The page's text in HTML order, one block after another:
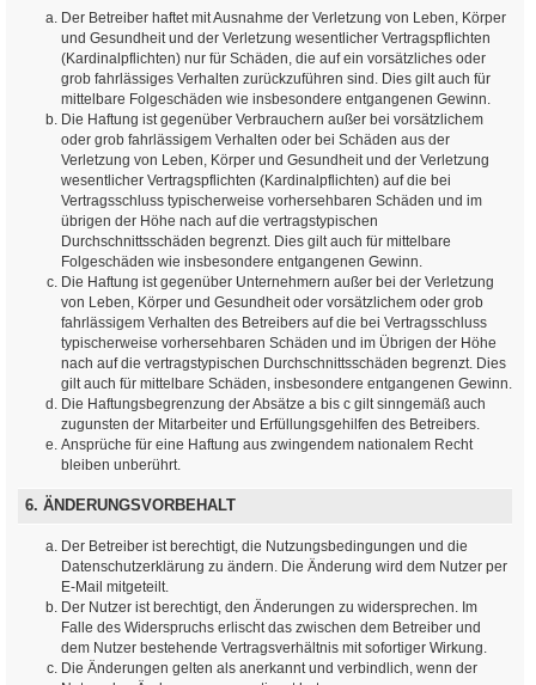
Der Betreiber haftet mit Ausnahme der Verletzung von Leben, Körper
und Gesundheit und der Verletzung wesentlicher Vertragspflichten
(Kardinalpflichten) nur für Schäden, die auf ein vorsätzliches oder
grob fahrlässiges Verhalten zurückzuführen sind. Dies gilt auch für
mittelbare Folgeschäden wie insbesondere entgangenen Gewinn.
Die Haftung ist gegenüber Verbrauchern außer bei vorsätzlichem
oder grob fahrlässigem Verhalten oder bei Schäden aus der
Verletzung von Leben, Körper und Gesundheit und der Verletzung
wesentlicher Vertragspflichten (Kardinalpflichten) auf die bei
Vertragsschluss typischerweise vorhersehbaren Schäden und im
übrigen der Höhe nach auf die vertragstypischen
Durchschnittsschäden begrenzt. Dies gilt auch für mittelbare
Folgeschäden wie insbesondere entgangenen Gewinn.
Die Haftung ist gegenüber Unternehmern außer bei der Verletzung
von Leben, Körper und Gesundheit oder vorsätzlichem oder grob
fahrlässigem Verhalten des Betreibers auf die bei Vertragsschluss
typischerweise vorhersehbaren Schäden und im Übrigen der Höhe
nach auf die vertragstypischen Durchschnittsschäden begrenzt. Dies
gilt auch für mittelbare Schäden, insbesondere entgangenen Gewinn.
Die Haftungsbegrenzung der Absätze a bis c gilt sinngemäß auch
zugunsten der Mitarbeiter und Erfüllungsgehilfen des Betreibers.
Ansprüche für eine Haftung aus zwingendem nationalem Recht
bleiben unberührt.
6. ÄNDERUNGSVORBEHALT
Der Betreiber ist berechtigt, die Nutzungsbedingungen und die
Datenschutzerklärung zu ändern. Die Änderung wird dem Nutzer per
E-Mail mitgeteilt.
Der Nutzer ist berechtigt, den Änderungen zu widersprechen. Im
Falle des Widerspruchs erlischt das zwischen dem Betreiber und
dem Nutzer bestehende Vertragsverhältnis mit sofortiger Wirkung.
Die Änderungen gelten als anerkannt und verbindlich, wenn der